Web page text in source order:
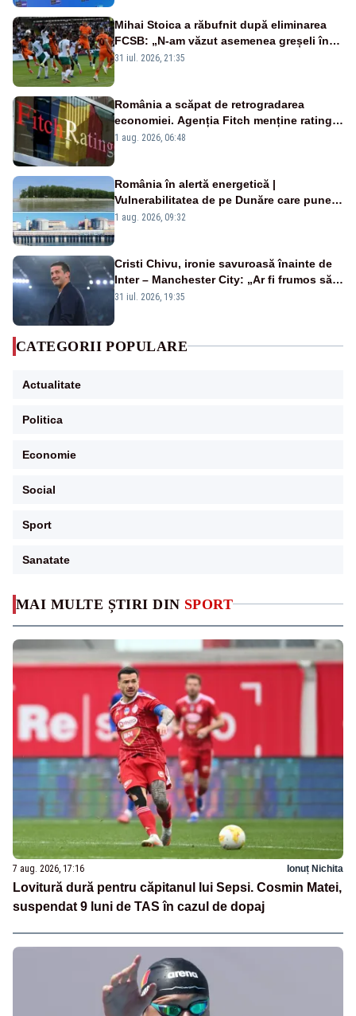
MAI MULTE ȘTIRI DIN SPORT
7 aug. 2026, 17:16 Ionuț Nichita
Lovitură dură pentru căpitanul lui Sepsi. Cosmin Matei,
suspendat 9 luni de TAS în cazul de dopaj
Mihai Stoica a răbufnit după eliminarea
FCSB: „N-am văzut asemenea greșeli în
190 de meciuri europene”
31 iul. 2026, 21:35
România a scăpat de retrogradarea
economiei. Agenția Fitch menține ratingul
„BBB-” cu perspectivă negativă
1 aug. 2026, 06:48
România în alertă energetică |
Vulnerabilitatea de pe Dunăre care pune
în pericol Centrala Cernavodă era
1 aug. 2026, 09:32
Cristi Chivu, ironie savuroasă înainte de
Inter – Manchester City: „Ar fi frumos să
mai cumpărați și de la noi”
31 iul. 2026, 19:35
CATEGORII POPULARE
Actualitate
Politica
Economie
Social
Sport
Sanatate